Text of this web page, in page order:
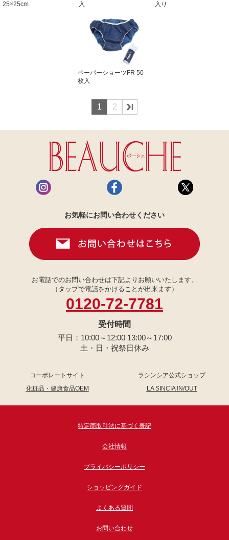
25×25cm
入
入り
ペーパーショーツFR 50
枚入
1 2
お気軽にお問い合わせください
お電話でのお問い合わせは下記よりお願いいたします。
（タップで電話をかけることが出来ます）
0120-72-7781
受付時間
平日：10:00～12:00 13:00～17:00
土・日・祝祭日休み
コーポレートサイト
ラシンシア公式ショップ
化粧品・健康食品OEM
LA SINCIA IN/OUT
特定商取引法に基づく表記
会社情報
プライバシーポリシー
ショッピングガイド
よくある質問
お問い合わせ